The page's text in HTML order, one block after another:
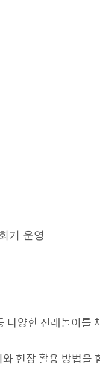
기 운영
양한 전래놀이를
현장 활용 방법을